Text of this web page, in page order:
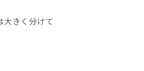
大きく分けて